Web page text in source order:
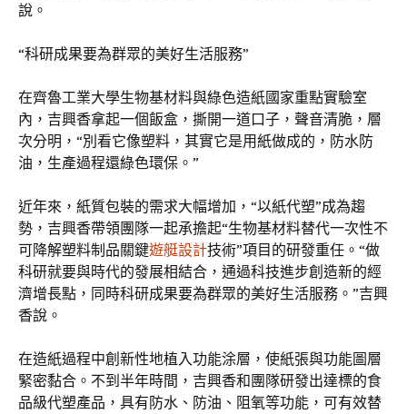
說。
“科研成果要為群眾的美好生活服務”
在齊魯工業大學生物基材料與綠色造紙國家重點實驗室
內，吉興香拿起一個飯盒，撕開一道口子，聲音清脆，層
次分明，“別看它像塑料，其實它是用紙做成的，防水防
油，生產過程還綠色環保。”
近年來，紙質包裝的需求大幅增加，“以紙代塑”成為趨
勢，吉興香帶領團隊一起承擔起“生物基材料替代一次性不
可降解塑料制品關鍵遊艇設計技術”項目的研發重任。“做
科研就要與時代的發展相結合，通過科技進步創造新的經
濟增長點，同時科研成果要為群眾的美好生活服務。”吉興
香說。
在造紙過程中創新性地植入功能涂層，使紙張與功能圖層
緊密黏合。不到半年時間，吉興香和團隊研發出達標的食
品級代塑產品，具有防水、防油、阻氧等功能，可有效替